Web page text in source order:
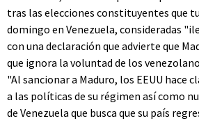
tras las elecciones constituyentes que
domingo en Venezuela, consideradas
con una declaración que advierte que
que ignora la voluntad de los
"Al sancionar a Maduro, los EEUU hace
a las políticas de su régimen así como
de Venezuela que busca que su país